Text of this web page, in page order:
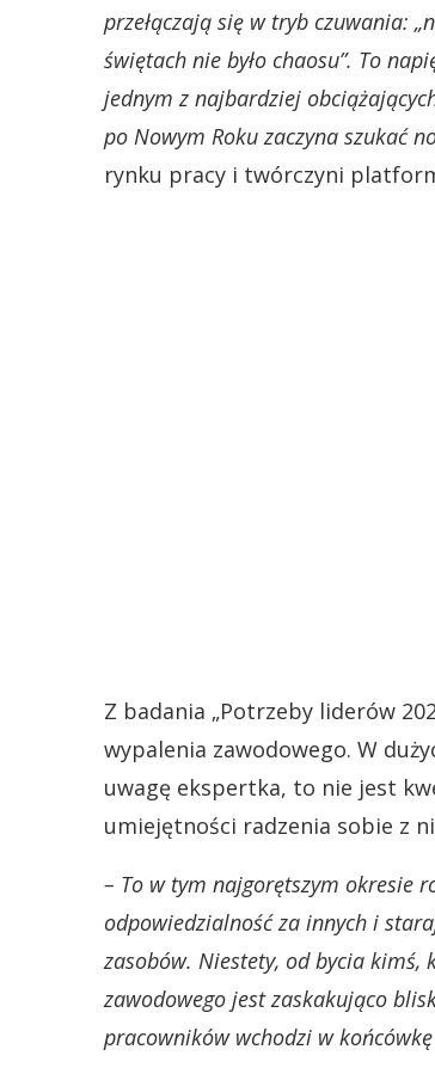
przełączają się w tryb czuwania:
świętach nie było chaosu”. To
jednym z najbardziej
po Nowym Roku zaczyna szukać
rynku pracy i twórczyni
Z badania „Potrzeby liderów
wypalenia zawodowego. W
uwagę ekspertka, to nie jest
umiejętności radzenia sobie z
– To w tym najgorętszym okresie
odpowiedzialność za innych i
zasobów. Niestety, od bycia kimś,
zawodowego jest zaskakująco
pracowników wchodzi w